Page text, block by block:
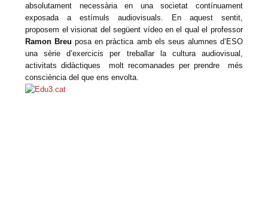
absolutament necessària en una societat contínuament
exposada a estímuls audiovisuals. En aquest sentit,
proposem el visionat del següent vídeo en el qual el professor
Ramon Breu posa en pràctica amb els seus alumnes d’ESO
una sèrie d’exercicis per treballar la cultura audiovisual,
activitats didàctiques molt recomanades per prendre més
consciència del que ens envolta.